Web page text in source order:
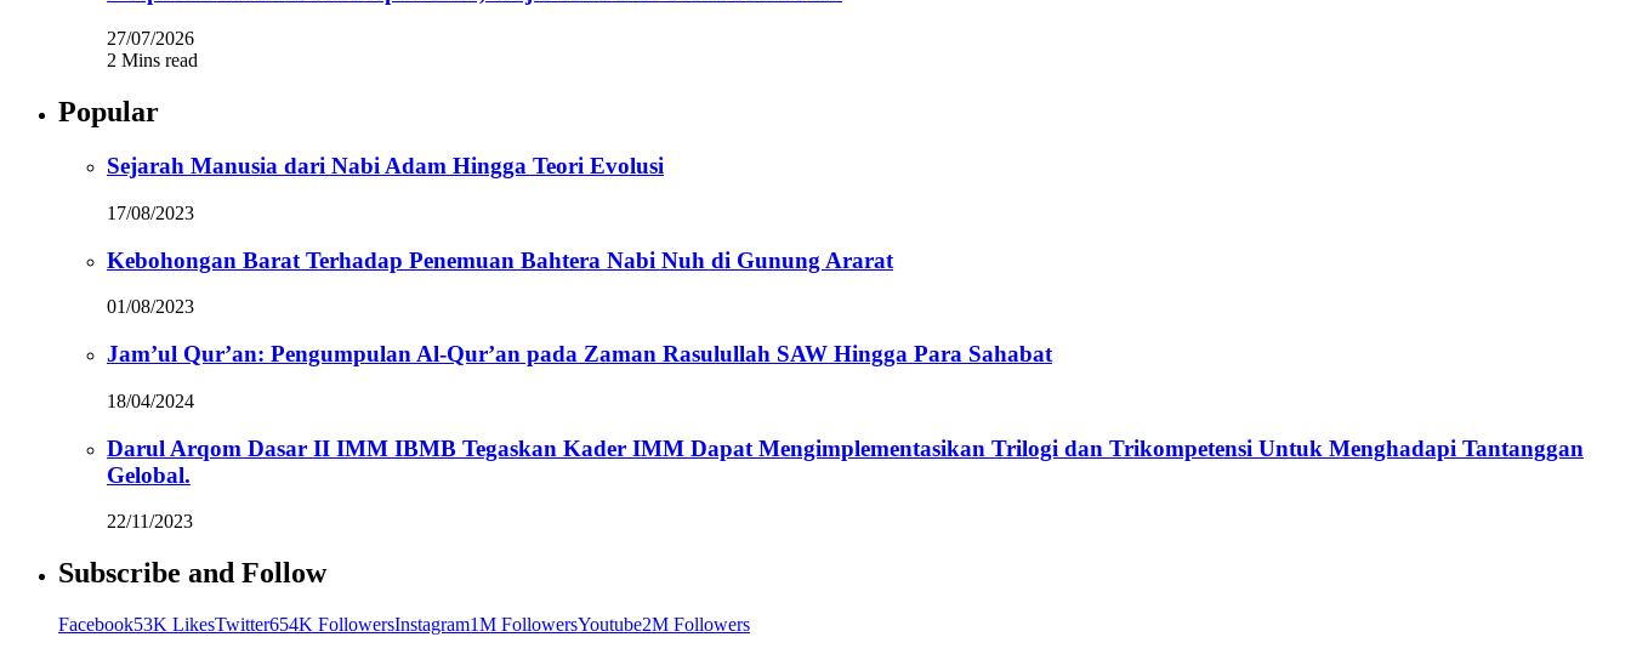
27/07/2026
2 Mins read
Popular
Sejarah Manusia dari Nabi Adam Hingga Teori Evolusi
17/08/2023
Kebohongan Barat Terhadap Penemuan Bahtera Nabi Nuh di Gunung Ararat
01/08/2023
Jam’ul Qur’an: Pengumpulan Al-Qur’an pada Zaman Rasulullah SAW Hingga Para Sahabat
18/04/2024
Darul Arqom Dasar II IMM IBMB Tegaskan Kader IMM Dapat Mengimplementasikan Trilogi dan Trikompetensi Untuk Menghadapi Tantanggan
Gelobal.
22/11/2023
Subscribe and Follow
Facebook53K LikesTwitter654K FollowersInstagram1M FollowersYoutube2M Followers